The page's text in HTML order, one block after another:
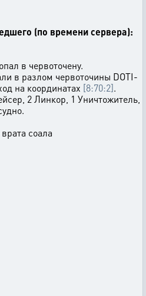
(по времени сервера):
в червоточену.
в разлом червоточины DOTI-
на координатах [8:70:2].
2 Линкор, 1 Уничтожитель,
соала